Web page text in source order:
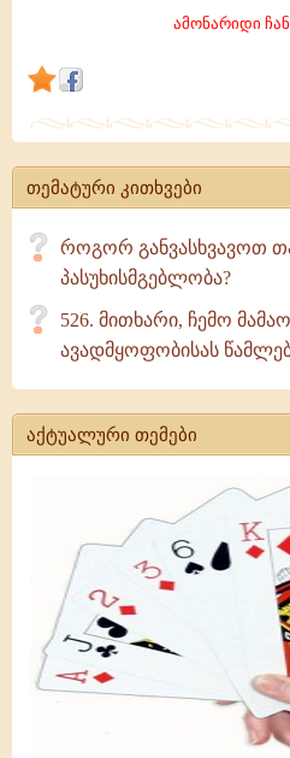
და
სრულყოფის
იდეა
წესრიგის
იდეაა.
ამონარიდი
თემატური კითხვები
როგორ განვასხვავოთ
პასუხისმგებლობა?
526. მითხარი, ჩემო
ავადმყოფობისას
აქტუალური თემები